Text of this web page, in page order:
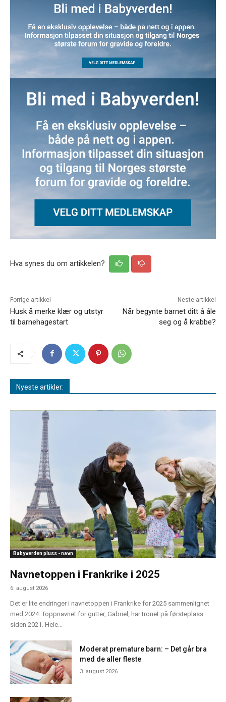
Hva synes du om artikkelen?
Forrige artikkel
Husk å merke klær og utstyr
til barnehagestart
Neste artikkel
Når begynte barnet ditt å åle
seg og å krabbe?
Nyeste artikler:
Babyverden pluss - navn
Navnetoppen i Frankrike i 2025
6. august 2026
Det er lite endringer i navnetoppen i Frankrike for 2025 sammenlignet
med 2024. Toppnavnet for gutter, Gabriel, har tronet på førsteplass
siden 2021. Hele...
Moderat premature barn: – Det går bra
med de aller fleste
3. august 2026